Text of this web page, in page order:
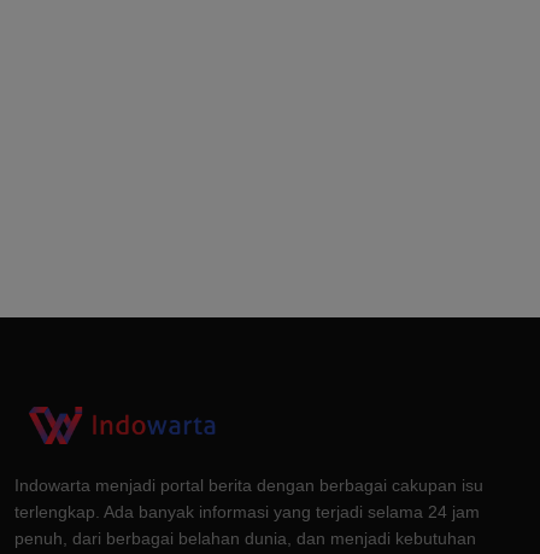
Indowarta menjadi portal berita dengan berbagai cakupan isu
terlengkap. Ada banyak informasi yang terjadi selama 24 jam
penuh, dari berbagai belahan dunia, dan menjadi kebutuhan